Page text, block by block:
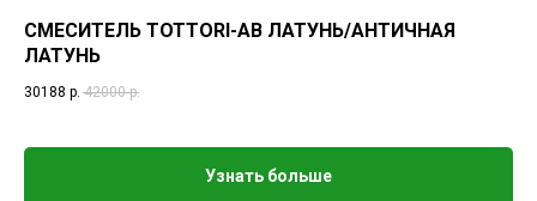
СМЕСИТЕЛЬ TOTTORI-AB ЛАТУНЬ/АНТИЧНАЯ
ЛАТУНЬ
30188 р. 42000 р.
Узнать больше